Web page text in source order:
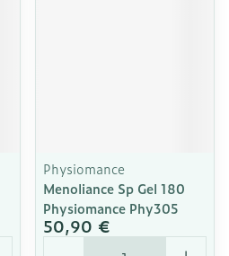
Physiomance
Menoliance Sp Gel 180
Physiomance Phy305
50,90 €
Quantité